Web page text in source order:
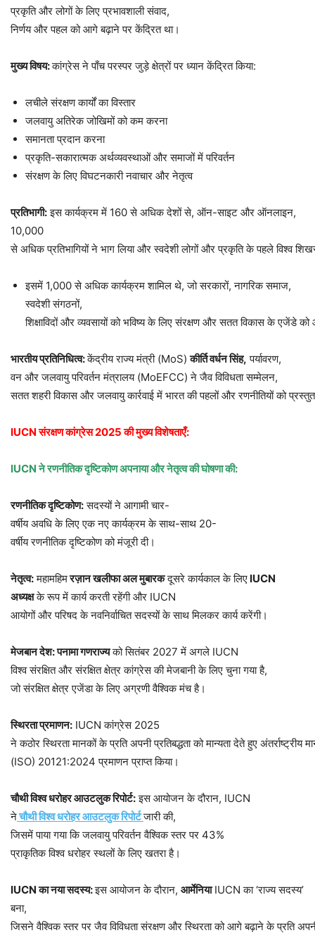
प्रकृति और लोगों के लिए प्रभावशाली संवाद,
निर्णय और पहल को आगे बढ़ाने पर केंद्रित था।
मुख्यविषय:कांग्रेस ने पाँच परस्पर जुड़े क्षेत्रों पर ध्यान केंद्रित किया:
लचीले संरक्षण कार्यों का विस्तार
जलवायु अतिरेक जोखिमों को कम करना
समानता प्रदान करना
प्रकृति-सकारात्मक अर्थव्यवस्थाओं और समाजों में परिवर्तन
संरक्षण के लिए विघटनकारी नवाचार और नेतृत्व
प्रतिभागी:इस कार्यक्रम में 160 से अधिक देशों से, ऑन-साइट और ऑनलाइन,
10,000
से अधिक प्रतिभागियों ने भाग लिया और स्वदेशी लोगों और प्रकृति के पहले विश्व
इसमें 1,000 से अधिक कार्यक्रम शामिल थे, जो सरकारों, नागरिक समाज,
स्वदेशी संगठनों,
शिक्षाविदों और व्यवसायों को भविष्य के लिए संरक्षण और सतत विकास के एजेंडे
भारतीयप्रतिनिधित्व:केंद्रीय राज्य मंत्री (MoS)कीर्तिवर्धनसिंह, पर्यावरण,
वन और जलवायु परिवर्तन मंत्रालय (MoEFCC) ने जैव विविधता सम्मेलन,
सतत शहरी विकास और जलवायु कार्रवाई में भारत की पहलों और रणनीतियों को
IUCNसंरक्षणकांग्रेस2025कीमुख्यविशेषताएँ:
IUCNनेरणनीतिकदृष्टिकोणअपनायाऔरनेतृत्वकीघोषणाकी:
रणनीतिकदृष्टिकोण:सदस्यों ने आगामी चार-
वर्षीय अवधि के लिए एक नए कार्यक्रम के साथ-साथ 20-
वर्षीय रणनीतिक दृष्टिकोण को मंजूरी दी।
नेतृत्व:महामहिमरज़ानखलीफाअलमुबारकदूसरे कार्यकाल के लिए IUCN
अध्यक्षके रूप में कार्य करती रहेंगी और IUCN
आयोगों और परिषद के नवनिर्वाचित सदस्यों के साथ मिलकर कार्य करेंगी।
मेजबानदेश:पनामागणराज्यको सितंबर 2027 में अगले IUCN
विश्व संरक्षित और संरक्षित क्षेत्र कांग्रेस की मेजबानी के लिए चुना गया है,
जो संरक्षित क्षेत्र एजेंडा के लिए अग्रणी वैश्विक मंच है।
स्थिरताप्रमाणन: IUCN कांग्रेस 2025
ने कठोर स्थिरता मानकों के प्रति अपनी प्रतिबद्धता को मान्यता देते हुए
(ISO) 20121:2024 प्रमाणन प्राप्त किया।
चौथीविश्वधरोहरआउटलुकरिपोर्ट:इस आयोजन के दौरान, IUCN
नेचौथीविश्वधरोहरआउटलुकरिपोर्टजारी की,
जिसमें पाया गया कि जलवायु परिवर्तन वैश्विक स्तर पर 43%
प्राकृतिक विश्व धरोहर स्थलों के लिए खतरा है।
IUCNकानयासदस्य:इस आयोजन के दौरान, आर्मेनियाIUCN का ‘राज्य सदस्य’
बना,
जिसने वैश्विक स्तर पर जैव विविधता संरक्षण और स्थिरता को आगे बढ़ाने के प्रति